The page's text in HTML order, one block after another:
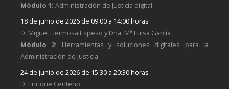
Módulo 1: Administración de Justicia digital
18 de junio de 2026 de 09:00 a 14:00 horas .
D. Miguel Hermosa Espeso y Dña. Mª Luisa García
Módulo 2: Herramientas y soluciones digitales para la
Administración de Justicia
24 de junio de 2026 de 15:30 a 20:30 horas .
D. Enrique Centeno